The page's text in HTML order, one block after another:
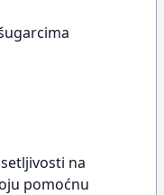
na
pomoćnu